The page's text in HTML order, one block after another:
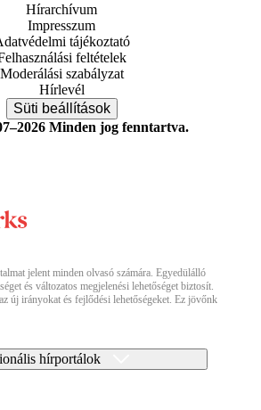
Hírarchívum
Impresszum
tájékoztató
feltételek
Moderálási szabályzat
Hírlevél
Süti beállítások
Minden jog fenntartva.
jelent minden olvasó számára. Egyedülálló
és változatos megjelenési lehetőséget biztosít.
új irányokat és fejlődési lehetőségeket. Ez jövőnk
hírportálok